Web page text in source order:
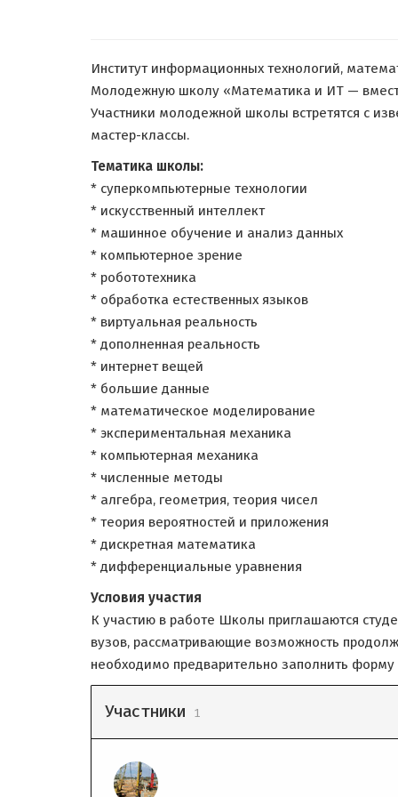
Институт информационных технологий,
Молодежную школу «Математика и ИТ —
Участники молодежной школы встретятся с
мастер-классы.
Тематика школы:
* суперкомпьютерные технологии
* искусственный интеллект
* машинное обучение и анализ данных
* компьютерное зрение
* робототехника
* обработка естественных языков
* виртуальная реальность
* дополненная реальность
* интернет вещей
* большие данные
* математическое моделирование
* экспериментальная механика
* компьютерная механика
* численные методы
* алгебра, геометрия, теория чисел
* теория вероятностей и приложения
* дискретная математика
* дифференциальные уравнения
Условия участия
К участию в работе Школы приглашаются
вузов, рассматривающие возможность
необходимо предварительно заполнить форму
Участники 1